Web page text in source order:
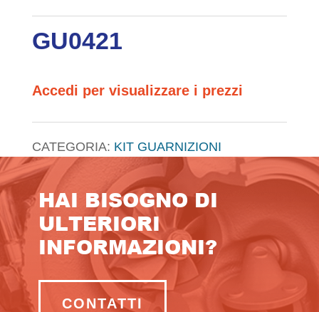
GU0421
Accedi per visualizzare i prezzi
CATEGORIA: KIT GUARNIZIONI
HAI BISOGNO DI
ULTERIORI
INFORMAZIONI?
CONTATTI